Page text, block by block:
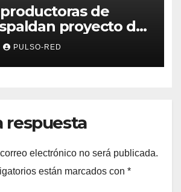
de
proyecto de
García
Coordinación
Morena
PULSO-RED
respuesta
electrónico no será publicada.
están marcados con *